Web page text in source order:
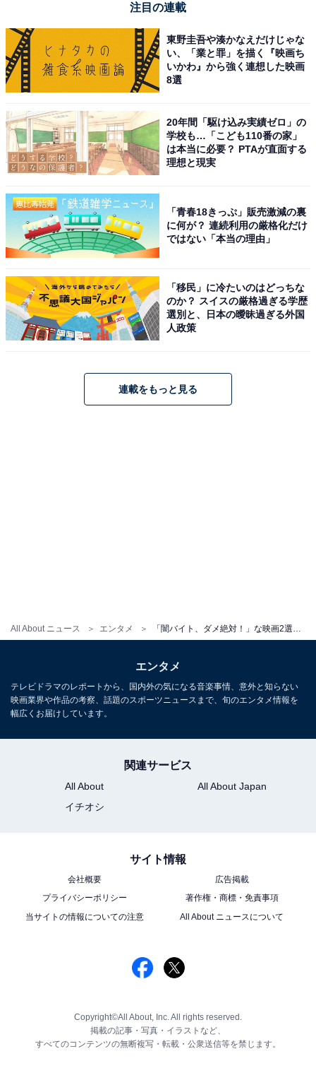
All About ニュース エンタメ 「闇バイト、ダメ絶対！」な映画2選。『愚か者の⾝分』と『ヒグマ!!』に共通する抜群のエンタメ性とは
注目の連載
東野圭吾や湊かなえだけじゃな
い、「業と罪」を描く『映画ち
いかわ』から強く連想した映画
8選
20年間「駆け込み実績ゼロ」の
学校も…「こども110番の家」
は本当に必要？ PTAが直面する
理想と現実
「青春18きっぷ」販売激減の裏
に何が？ 連続利用の厳格化だけ
ではない「本当の理由」
「移民」に冷たいのはどっちな
のか？ スイスの厳格過ぎる学歴
選別と、日本の曖昧過ぎる外国
人政策
連載をもっと見る
エンタメ
テレビドラマのレポートから、国内外の気になる音楽事情、意外と知らない
映画業界や作品の考察、話題のスポーツニュースまで、旬のエンタメ情報を
幅広くお届けしています。
関連サービス
All About
All About Japan
イチオシ
サイト情報
会社概要
広告掲載
プライバシーポリシー
著作権・商標・免責事項
当サイトの情報についての注意
All About ニュースについて
Copyright©All About, Inc. All rights reserved.
掲載の記事・写真・イラストなど、
すべてのコンテンツの無断複写・転載・公衆送信等を禁じます。